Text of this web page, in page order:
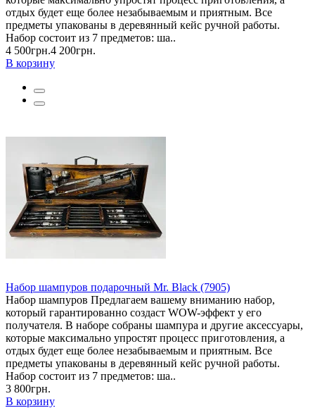
отдых будет еще более незабываемым и приятным. Все
предметы упакованы в деревянный кейс ручной работы.
Набор состоит из 7 предметов: ша..
4 500грн.4 200грн.
В корзину
Набор шампуров подарочный Mr. Black (7905)
Набор шампуров Предлагаем вашему вниманию набор,
который гарантированно создаст WOW-эффект у его
получателя. В наборе собраны шампура и другие аксессуары,
которые максимально упростят процесс приготовления, а
отдых будет еще более незабываемым и приятным. Все
предметы упакованы в деревянный кейс ручной работы.
Набор состоит из 7 предметов: ша..
3 800грн.
В корзину